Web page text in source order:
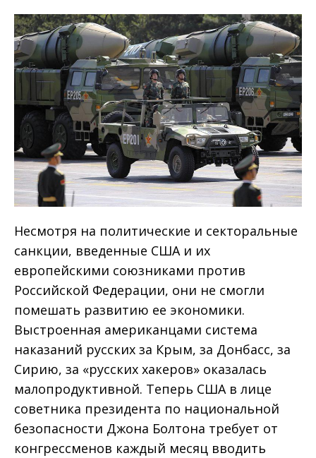
Несмотря на политические и секторальные
санкции, введенные США и их
европейскими союзниками против
Российской Федерации, они не смогли
помешать развитию ее экономики.
Выстроенная американцами система
наказаний русских за Крым, за Донбасс, за
Сирию, за «русских хакеров» оказалась
малопродуктивной. Теперь США в лице
советника президента по национальной
безопасности Джона Болтона требует от
конгрессменов каждый месяц вводить